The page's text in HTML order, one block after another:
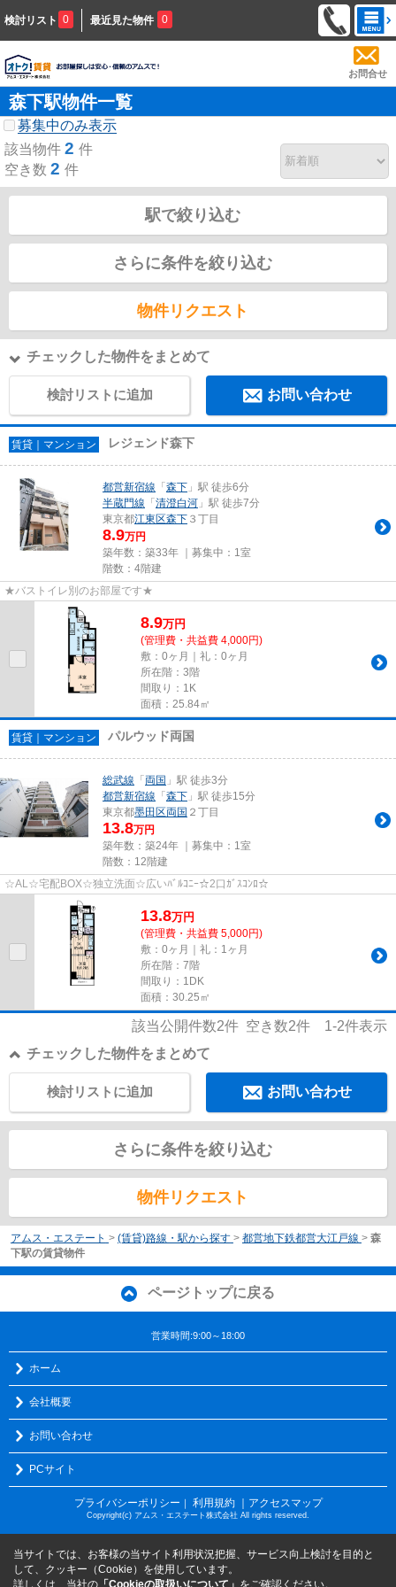
検討リスト 0 最近見た物件 0
お問合せ
森下駅物件一覧
募集中のみ表示
該当物件 2 件
空き数 2 件
駅で絞り込む
さらに条件を絞り込む
物件リクエスト
チェックした物件をまとめて
検討リストに追加 お問い合わせ
賃貸｜マンション レジェンド森下
都営新宿線 「 森下 」駅 徒歩6分
半蔵門線 「 清澄白河 」駅 徒歩7分
東京都江東区森下 ３丁目
8.9万円
築年数：築33年 ｜募集中： 1室
階数：4階建
★バストイレ別のお部屋です★
8.9万円
(管理費・共益費 4,000円)
敷：0ヶ月｜礼：0ヶ月
所在階：3階
間取り：1K
面積：25.84㎡
賃貸｜マンション パルウッド両国
総武線 「 両国 」駅 徒歩3分
都営新宿線 「 森下 」駅 徒歩15分
東京都墨田区両国 ２丁目
13.8万円
築年数：築24年 ｜募集中： 1室
階数：12階建
☆AL☆宅配BOX☆独立洗面☆広いﾊﾞﾙｺﾆｰ☆2口ｶﾞｽｺﾝﾛ☆
13.8万円
(管理費・共益費 5,000円)
敷：0ヶ月｜礼：1ヶ月
所在階：7階
間取り：1DK
面積：30.25㎡
該当公開件数2件 空き数2件 1-2件表示
チェックした物件をまとめて
お問い合わせ
検討リストに追加
さらに条件を絞り込む
物件リクエスト
アムス・エステート > (賃貸)路線・駅から探す > 都営地下鉄都営大江戸線 > 森
下駅の賃貸物件
ページトップに戻る
営業時間:9:00～18:00
ホーム
会社概要
お問い合わせ
PCサイト
プライバシーポリシー ｜ 利用規約 ｜アクセスマップ
Copyright(c) アムス・エステート株式会社 All rights reserved.
当サイトでは、お客様の当サイト利用状況把握、サービス向上検討を目的と
して、クッキー（Cookie）を使用しています。
詳しくは、当社の 「Cookieの取扱いについて」 をご確認ください。